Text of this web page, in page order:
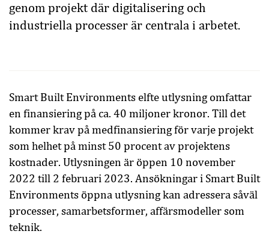
genom projekt där digitalisering och
industriella processer är centrala i arbetet.
Smart Built Environments elfte utlysning omfattar
en finansiering på ca. 40 miljoner kronor. Till det
kommer krav på medfinansiering för varje projekt
som helhet på minst 50 procent av projektens
kostnader. Utlysningen är öppen 10 november
2022 till 2 februari 2023. Ansökningar i Smart Built
Environments öppna utlysning kan adressera såväl
processer, samarbetsformer, affärsmodeller som
teknik.